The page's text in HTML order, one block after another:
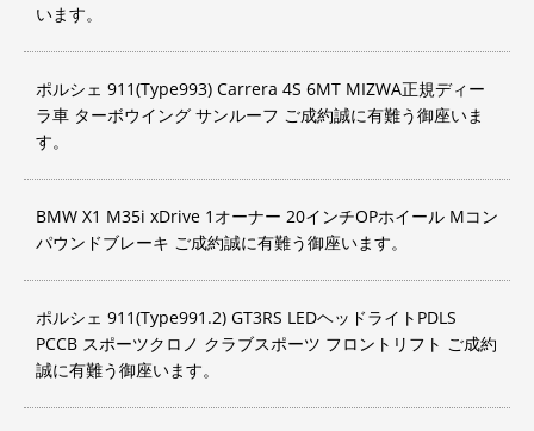
います。
ポルシェ 911(Type993) Carrera 4S 6MT MIZWA正規ディー
ラ車 ターボウイング サンルーフ ご成約誠に有難う御座いま
す。
BMW X1 M35i xDrive 1オーナー 20インチOPホイール Mコン
パウンドブレーキ ご成約誠に有難う御座います。
ポルシェ 911(Type991.2) GT3RS LEDヘッドライトPDLS
PCCB スポーツクロノ クラブスポーツ フロントリフト ご成約
誠に有難う御座います。